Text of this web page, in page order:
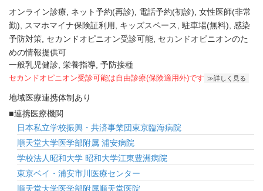
オンライン診療 ネット予約(再診) 電話予約(初診) 女性医師(非常
勤)
スマホマイナ保険証利用 キッズスペース 駐車場(無料) 感染
予防対策 セカンドオピニオン受診可能 セカンドオピニオンのた
めの情報提供可
一般乳児健診, 栄養指導, 予防接種
セカンドオピニオン受診可能は自由診療(保険適用外)です 詳しく見る
地域医療連携体制あり
連携医療機関
日本私立学校振興・共済事業団東京臨海病院
順天堂大学医学部附属 浦安病院
学校法人昭和大学 昭和大学江東豊洲病院
東京ベイ・浦安市川医療センター
順天堂大学医学部附属順天堂医院